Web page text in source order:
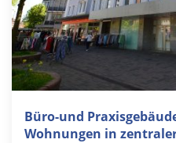
Büro-und
Wohnungen in